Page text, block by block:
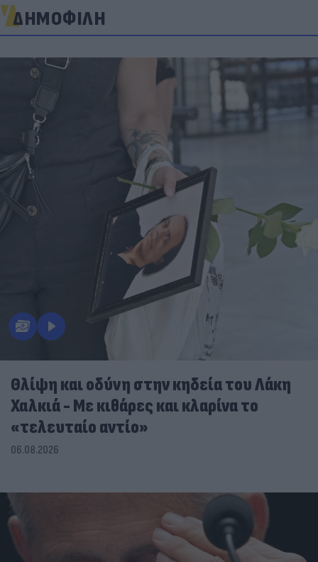
ΔΗΜΟΦΙΛΗ
Θλίψη και οδύνη στην κηδεία του Λάκη
Χαλκιά - Με κιθάρες και κλαρίνα το
«τελευταίο αντίο»
06.08.2026